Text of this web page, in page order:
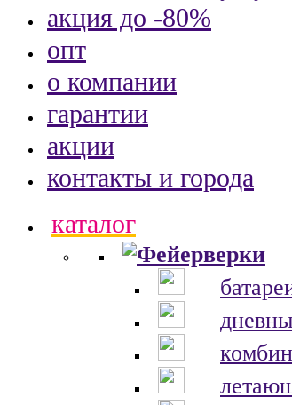
акция до -80%
опт
о компании
гарантии
акции
контакты и города
каталог